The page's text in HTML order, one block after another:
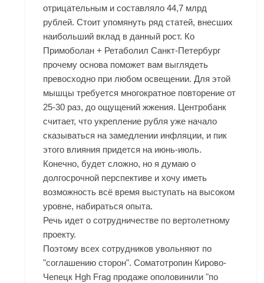
отрицательным и составляло 44,7 млрд
рублей. Стоит упомянуть ряд статей, внесших
наибольший вклад в данный рост. Ко
Примоболан + Ретаболил Санкт-Петербург
прочему основа поможет вам выглядеть
превосходно при любом освещении. Для этой
мышцы требуется многократное повторение от
25-30 раз, до ощущений жжения. Центробанк
считает, что укрепление рубля уже начало
сказываться на замедлении инфляции, и пик
этого влияния придется на июнь-июль.
Конечно, будет сложно, но я думаю о
долгосрочной перспективе и хочу иметь
возможность всё время выступать на высоком
уровне, набираться опыта.
Речь идет о сотрудничестве по вертолетному
проекту.
Поэтому всех сотрудников увольняют по
"соглашению сторон". Соматотропин Кирово-
Чепецк Hgh Frag продаже ополовинили "по